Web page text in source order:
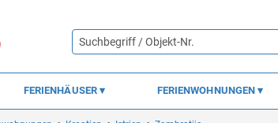
FERIENHÄUSER FERIENWOHNUNGEN